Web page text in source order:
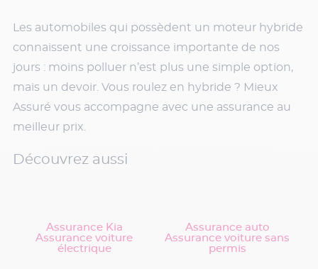
Les automobiles qui possèdent un moteur hybride
connaissent une croissance importante de nos
jours : moins polluer n’est plus une simple option,
mais un devoir. Vous roulez en hybride ? Mieux
Assuré vous accompagne avec une assurance au
meilleur prix.
Découvrez aussi
Assurance Kia
Assurance auto
Assurance voiture
électrique
Assurance voiture sans
permis